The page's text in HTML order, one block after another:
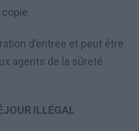
d’entrée et peut être
agents de la sûreté
ILLÉGAL